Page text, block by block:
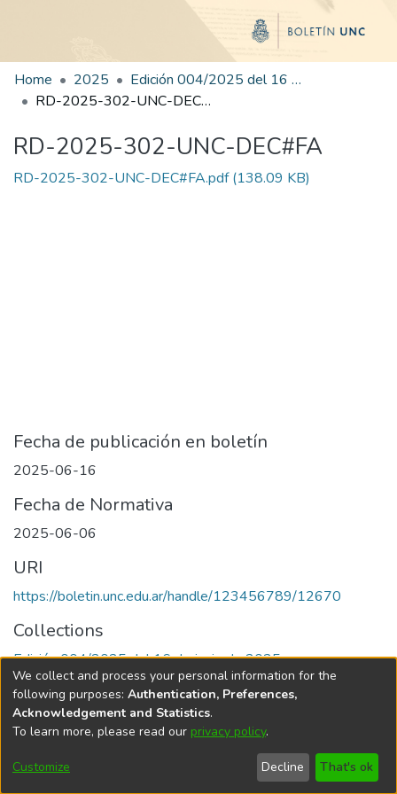
Home 2025
Edición 004/2025 del 16 de junio de 2025
RD-2025-302-UNC-DEC#FA
RD-2025-302-UNC-DEC#FA
RD-2025-302-UNC-DEC#FA.pdf(138.09 KB)
Fecha de publicación en boletín
2025-06-16
Fecha de Normativa
2025-06-06
URI
https://boletin.unc.edu.ar/handle/123456789/12670
Collections
Edición 004/2025 del 16 de junio de 2025
Universidad Nacional de Córdoba
We collect and process your personal information for the
following purposes: Authentication, Preferences,
Acknowledgement and Statistics.
To learn more, please read our privacy policy.
Customize Decline That's ok